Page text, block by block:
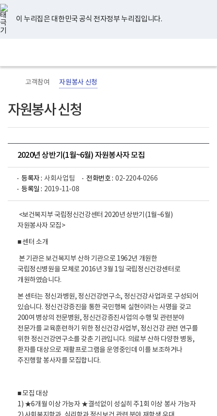
너
비
767px
이
하
이 누리집은 대한민국 공식 전자정부 누리집입니다.
지
검
메
홈
고객참여 자원봉사 신청
자원봉사 신청
2020년 상반기(1월~6월) 자원봉사자 모집
등록자 : 사회사업팀 전화번호 : 02-2204-0266
등록일 : 2019-11-08
<보건복지부 국립정신건강센터 2020년 상반기(1월~6월)
자원봉사자 모집>
■ 센터 소개
본 기관은 보건복지부 산하 기관으로 1962년 개원한
국립정신병원을 모체로 2016년 3월 1일 국립정신건강센터로
개원하였습니다.
본 센터는 정신과병원, 정신건강연구소, 정신건강사업과로 구성되어
있습니다. 정신건강증진을 통한 국민행복 실현이라는 사명을 갖고
200여 병상의 전문병원, 정신건강증진사업의 수행 및 관련분야
전문가를 교육훈련하기 위한 정신건강사업부, 정신건강 관련 연구를
위한 정신건강연구소를 갖춘 기관입니다. 의료부 산하 다양한 병동,
환자를 대상으로 재활프로그램을 운영중인데 이를 보조하거나
주진행할 봉사자를 모집합니다.
■ 모집 대상
1) ★6개월 이상 가능자 ★결석없이 성실히 주1회 이상 봉사 가능자
유
튜
브
페
이
스
북
인
스
타
그
램
블
로
그